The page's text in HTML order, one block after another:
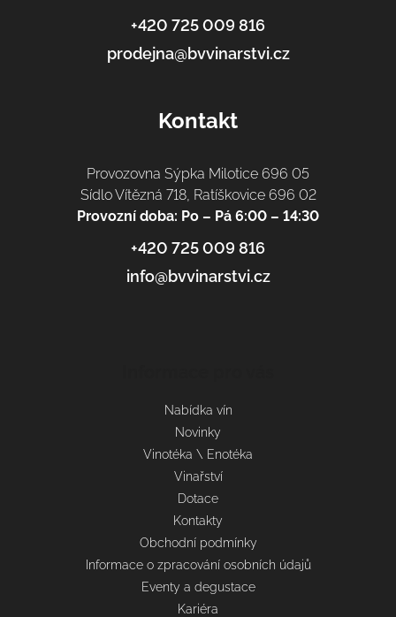
+420 725 009 816
prodejna@bvvinarstvi.cz
Kontakt
Provozovna Sýpka Milotice 696 05
Sídlo Vítězná 718, Ratíškovice 696 02
Provozní doba: Po – Pá 6:00 – 14:30
+420 725 009 816
info@bvvinarstvi.cz
Nabídka vín
Novinky
Vinotéka \ Enotéka
Vinařství
Dotace
Kontakty
Obchodní podmínky
Informace o zpracování osobních údajů
Eventy a degustace
Kariéra